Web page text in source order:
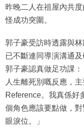
昨晚二人在祖屋內共
怪成功突圍。
郭子豪受訪時透露與
已不斷連同導演溝通
郭子豪認真做足功課
人生離死別嘅反應，
Reference。我真係好
個角色應該要點做，
眼淚位。」